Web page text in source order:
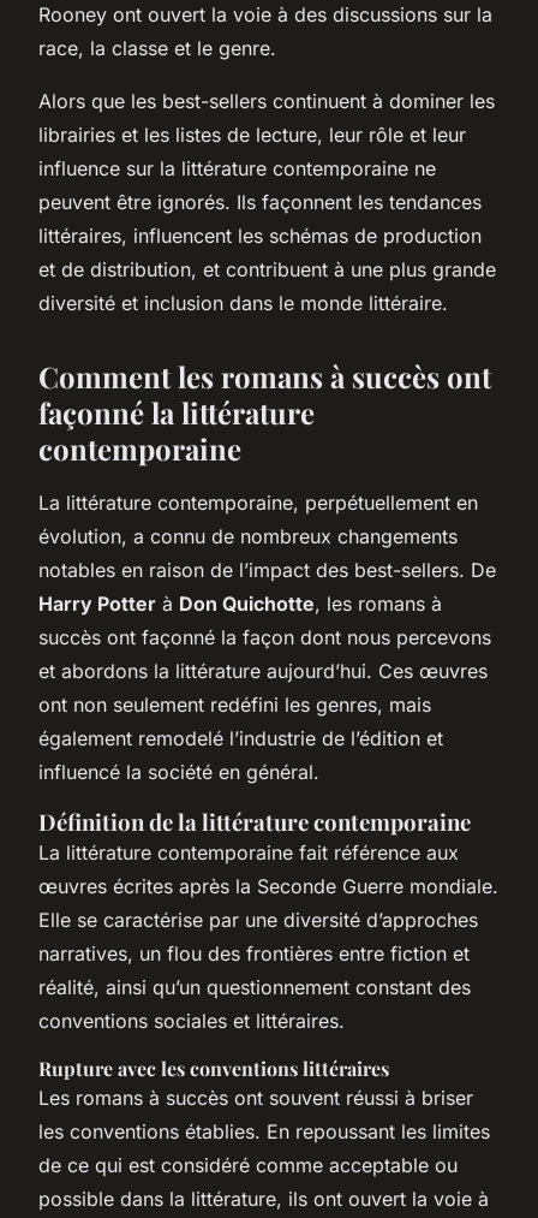
Rooney ont ouvert la voie à des discussions sur la
race, la classe et le genre.
Alors que les best-sellers continuent à dominer les
librairies et les listes de lecture, leur rôle et leur
influence sur la littérature contemporaine ne
peuvent être ignorés. Ils façonnent les tendances
littéraires, influencent les schémas de production
et de distribution, et contribuent à une plus grande
diversité et inclusion dans le monde littéraire.
Comment les romans à succès ont
façonné la littérature
contemporaine
La littérature contemporaine, perpétuellement en
évolution, a connu de nombreux changements
notables en raison de l’impact des best-sellers. De
Harry Potter à Don Quichotte, les romans à
succès ont façonné la façon dont nous percevons
et abordons la littérature aujourd’hui. Ces œuvres
ont non seulement redéfini les genres, mais
également remodelé l’industrie de l’édition et
influencé la société en général.
Définition de la littérature contemporaine
La littérature contemporaine fait référence aux
œuvres écrites après la Seconde Guerre mondiale.
Elle se caractérise par une diversité d’approches
narratives, un flou des frontières entre fiction et
réalité, ainsi qu’un questionnement constant des
conventions sociales et littéraires.
Rupture avec les conventions littéraires
Les romans à succès ont souvent réussi à briser
les conventions établies. En repoussant les limites
de ce qui est considéré comme acceptable ou
possible dans la littérature, ils ont ouvert la voie à